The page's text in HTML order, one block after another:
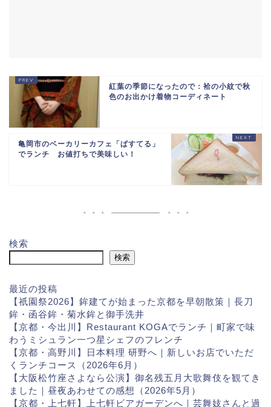
紅葉の季節になったので：袷の小紋で秋
色のお出かけ着物コーディネート
亀岡市のベーカリーカフェ「ぱすてる」
でランチ お値打ちで美味しい！
検索
検索
最近の投稿
【祇園祭2026】鉾建てが始まった京都を早朝散策｜長刀
鉾・函谷鉾・菊水鉾と御手洗井
【京都・今出川】Restaurant KOGAでランチ｜町家で味
わうミシュラン一つ星シェフのフレンチ
【京都・高野川】日本料理 研野へ｜新しいお店でいただ
くランチコース（2026年6月）
【大阪松竹座さよなら公演】御名残五月大歌舞伎を観てき
ました｜昼夜あわせての感想（2026年5月）
【京都・上七軒】上七軒ビアガーデンへ｜芸舞妓さんと過